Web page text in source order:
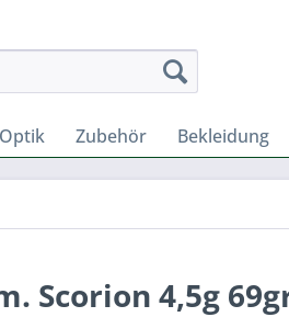
Optik Zubehör Bekleidung
Scorion 4,5g